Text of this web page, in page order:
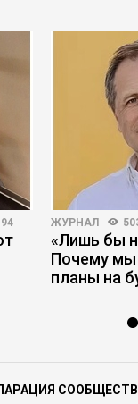
94 ЖУРНАЛ
«Лишь бы
Почему мы
планы на